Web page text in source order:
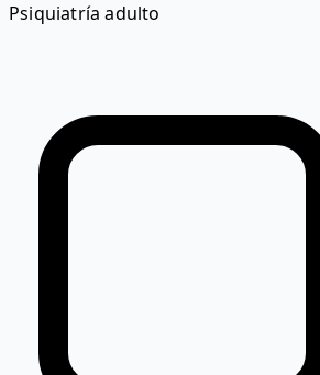
Psiquiatría adulto